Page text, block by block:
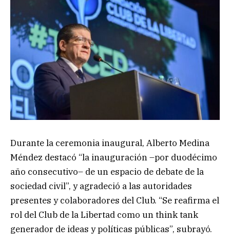
Durante la ceremonia inaugural, Alberto Medina
Méndez destacó “la inauguración –por duodécimo
año consecutivo– de un espacio de debate de la
sociedad civil”, y agradeció a las autoridades
presentes y colaboradores del Club. “Se reafirma el
rol del Club de la Libertad como un think tank
generador de ideas y políticas públicas”, subrayó.